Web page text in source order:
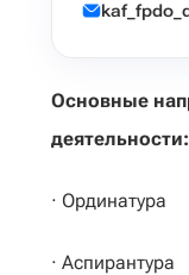
Основные
деятельности:
· Ординатура
· Аспирантура